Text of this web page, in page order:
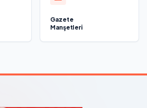
Gazete
Manşetleri